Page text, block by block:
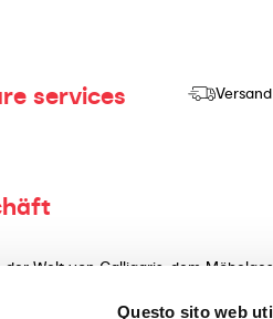
Questo sito web
services
der Welt von Calligaris, dem
dem Verkauf von hochwertigen